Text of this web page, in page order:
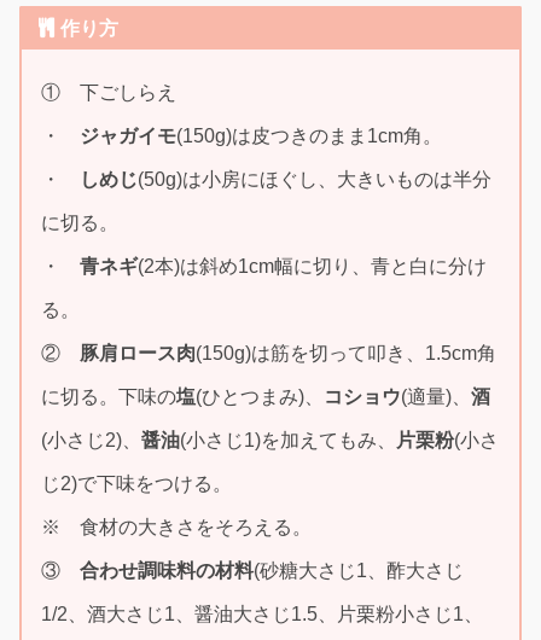
作り方
① 下ごしらえ
・ ジャガイモ(150g)は皮つきのまま1cm角。
・ しめじ(50g)は小房にほぐし、大きいものは半分
に切る。
・ 青ネギ(2本)は斜め1cm幅に切り、青と白に分け
る。
② 豚肩ロース肉(150g)は筋を切って叩き、1.5cm角
に切る。下味の塩(ひとつまみ)、 コショウ(適量)、 酒
(小さじ2)、 醤油(小さじ1)を加えてもみ、 片栗粉(小さ
じ2)で下味をつける。
※ 食材の大きさをそろえる。
③ 合わせ調味料の材料(砂糖大さじ1、酢大さじ
1/2、酒大さじ1、醤油大さじ1.5、片栗粉小さじ1、